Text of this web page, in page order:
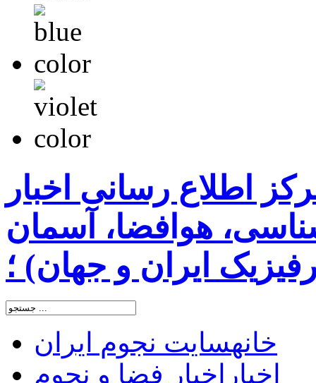
اطلاع رسانی اخبار
هوافضا، آسمان
ایران و جهان) ؛
خانهسایت نجوم ایران
اخبار اخبار فضا و نجوم